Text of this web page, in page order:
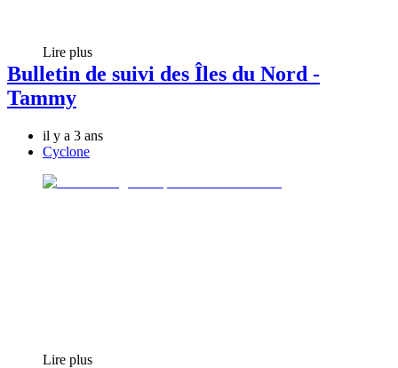
Lire plus
Bulletin de suivi des Îles du Nord -
Tammy
il y a 3 ans
Cyclone
Lire plus